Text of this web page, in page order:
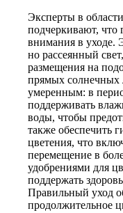
Эксперты в
подчеркивают, что
внимания в уходе.
но рассеянный
размещения на
прямых солнечных
умеренным: в
поддерживать
воды, чтобы
также обеспечить
цветения, что
перемещение в
удобрениями для
поддержать
Правильный уход
продолжительное